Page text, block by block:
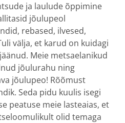
ja laulude õppimine
jõulupeol
rebased, ilvesed,
välja, et karud on kuidagi
Meie metsaelanikud
jõulurahu ning
jõulupeo! Rõõmust
Seda pidu kuulis isegi
peatuse meie lasteaias, et
olid temaga